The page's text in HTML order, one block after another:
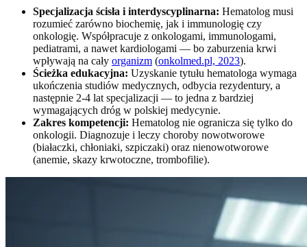
Specjalizacja ścisła i interdyscyplinarna: Hematolog musi
rozumieć zarówno biochemię, jak i immunologię czy
onkologię. Współpracuje z onkologami, immunologami,
pediatrami, a nawet kardiologami — bo zaburzenia krwi
wpływają na cały organizm (onkolmed.pl, 2023).
Ścieżka edukacyjna: Uzyskanie tytułu hematologa wymaga
ukończenia studiów medycznych, odbycia rezydentury, a
następnie 2-4 lat specjalizacji — to jedna z bardziej
wymagających dróg w polskiej medycynie.
Zakres kompetencji: Hematolog nie ogranicza się tylko do
onkologii. Diagnozuje i leczy choroby nowotworowe
(białaczki, chłoniaki, szpiczaki) oraz nienowotworowe
(anemie, skazy krwotoczne, trombofilie).